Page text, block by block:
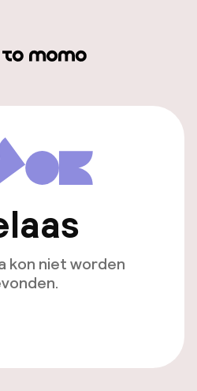
kon niet worden